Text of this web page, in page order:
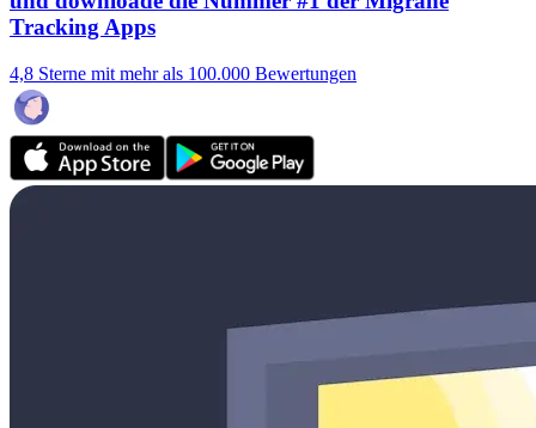
Tracking Apps
4,8 Sterne mit mehr als 100.000 Bewertungen